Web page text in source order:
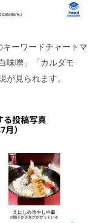
ーワードチャートマ
味噌」「カルダモ
見られます。